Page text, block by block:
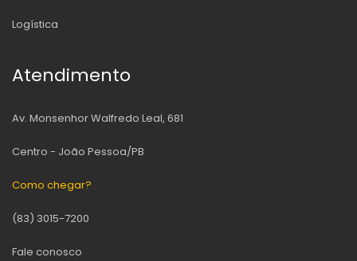
Logística
Atendimento
Av. Monsenhor Walfredo Leal, 681
Centro - João Pessoa/PB
Como chegar?
(83) 3015-7200
Fale conosco